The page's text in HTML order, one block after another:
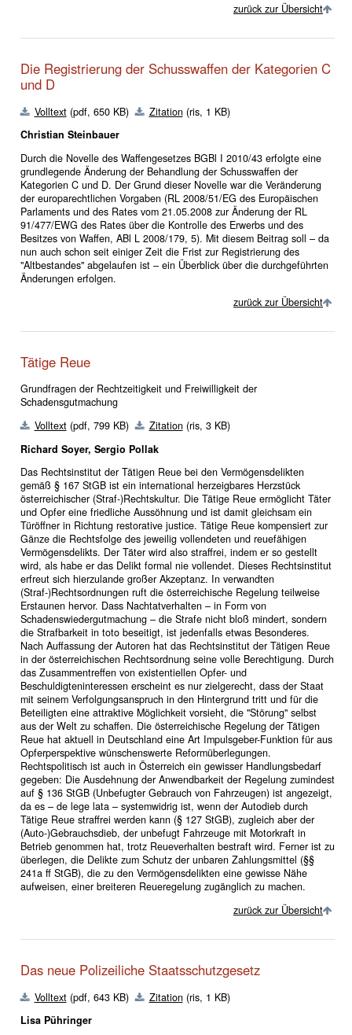
zurück zur Übersicht
Die Registrierung der Schusswaffen der Kategorien C
und D
Volltext(pdf, 650 KB) Zitation(ris, 1 KB)
Christian Steinbauer
Durch die Novelle des Waffengesetzes BGBl I 2010/43 erfolgte eine
grundlegende Änderung der Behandlung der Schusswaffen der
Kategorien C und D. Der Grund dieser Novelle war die Veränderung
der europarechtlichen Vorgaben (RL 2008/51/EG des Europäischen
Parlaments und des Rates vom 21.05.2008 zur Änderung der RL
91/477/EWG des Rates über die Kontrolle des Erwerbs und des
Besitzes von Waffen, ABl L 2008/179, 5). Mit diesem Beitrag soll – da
nun auch schon seit einiger Zeit die Frist zur Registrierung des
"Altbestandes" abgelaufen ist – ein Überblick über die durchgeführten
Änderungen erfolgen.
zurück zur Übersicht
Tätige Reue
Grundfragen der Rechtzeitigkeit und Freiwilligkeit der
Schadensgutmachung
Volltext(pdf, 799 KB) Zitation(ris, 3 KB)
Richard Soyer, Sergio Pollak
Das Rechtsinstitut der Tätigen Reue bei den Vermögensdelikten
gemäß § 167 StGB ist ein international herzeigbares Herzstück
österreichischer (Straf-)Rechtskultur. Die Tätige Reue ermöglicht Täter
und Opfer eine friedliche Aussöhnung und ist damit gleichsam ein
Türöffner in Richtung restorative justice. Tätige Reue kompensiert zur
Gänze die Rechtsfolge des jeweilig vollendeten und reuefähigen
Vermögensdelikts. Der Täter wird also straffrei, indem er so gestellt
wird, als habe er das Delikt formal nie vollendet. Dieses Rechtsinstitut
erfreut sich hierzulande großer Akzeptanz. In verwandten
(Straf-)Rechtsordnungen ruft die österreichische Regelung teilweise
Erstaunen hervor. Dass Nachtatverhalten – in Form von
Schadenswiedergutmachung – die Strafe nicht bloß mindert, sondern
die Strafbarkeit in toto beseitigt, ist jedenfalls etwas Besonderes.
Nach Auffassung der Autoren hat das Rechtsinstitut der Tätigen Reue
in der österreichischen Rechtsordnung seine volle Berechtigung. Durch
das Zusammentreffen von existentiellen Opfer- und
Beschuldigteninteressen erscheint es nur zielgerecht, dass der Staat
mit seinem Verfolgungsanspruch in den Hintergrund tritt und für die
Beteiligten eine attraktive Möglichkeit vorsieht, die "Störung" selbst
aus der Welt zu schaffen. Die österreichische Regelung der Tätigen
Reue hat aktuell in Deutschland eine Art Impulsgeber-Funktion für aus
Opferperspektive wünschenswerte Reformüberlegungen.
Rechtspolitisch ist auch in Österreich ein gewisser Handlungsbedarf
gegeben: Die Ausdehnung der Anwendbarkeit der Regelung zumindest
auf § 136 StGB (Unbefugter Gebrauch von Fahrzeugen) ist angezeigt,
da es – de lege lata – systemwidrig ist, wenn der Autodieb durch
Tätige Reue straffrei werden kann (§ 127 StGB), zugleich aber der
(Auto-)Gebrauchsdieb, der unbefugt Fahrzeuge mit Motorkraft in
Betrieb genommen hat, trotz Reueverhalten bestraft wird. Ferner ist zu
überlegen, die Delikte zum Schutz der unbaren Zahlungsmittel (§§
241a ff StGB), die zu den Vermögensdelikten eine gewisse Nähe
aufweisen, einer breiteren Reueregelung zugänglich zu machen.
zurück zur Übersicht
Das neue Polizeiliche Staatsschutzgesetz
Volltext(pdf, 643 KB) Zitation(ris, 1 KB)
Lisa Pühringer